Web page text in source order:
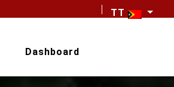
TT
Dashboard